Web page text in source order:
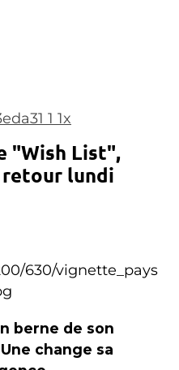
"Wish List",
lundi
berne de son
change sa